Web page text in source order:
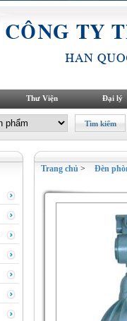
Thư Viện Đại lý
Trang chủ > Đèn